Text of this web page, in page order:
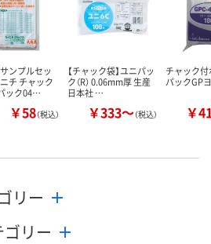
サンプルセッ
ニチ チャック
ック04…
￥58（税込）
【チャック袋】ユニパッ
ク（R） 0.06mm厚 生産
日本社 …
￥333～（税込）
チャック
パックGP
￥
リー
ゴリー